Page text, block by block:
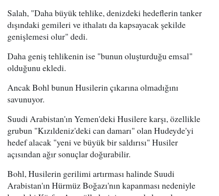
Salah, "Daha büyük tehlike, denizdeki hedeflerin tanker
dışındaki gemileri ve ithalatı da kapsayacak şekilde
genişlemesi olur" dedi.
Daha geniş tehlikenin ise "bunun oluşturduğu emsal"
olduğunu ekledi.
Ancak Bohl bunun Husilerin çıkarına olmadığını
savunuyor.
Suudi Arabistan'ın Yemen'deki Husilere karşı, özellikle
grubun "Kızıldeniz'deki can damarı" olan Hudeyde'yi
hedef alacak "yeni ve büyük bir saldırısı" Husiler
açısından ağır sonuçlar doğurabilir.
Bohl, Husilerin gerilimi artırması halinde Suudi
Arabistan'ın Hürmüz Boğazı'nın kapanması nedeniyle